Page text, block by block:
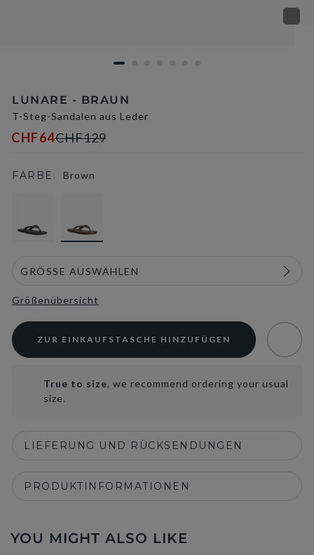
LUNARE - BRAUN
T-Steg-Sandalen aus Leder
CHF64CHF129
FARBE: Brown
Größenübersicht
ZUR EINKAUFSTASCHE HINZUFÜGEN
True to size, we recommend ordering your usual
size.
LIEFERUNG UND RÜCKSENDUNGEN
PRODUKTINFORMATIONEN
YOU MIGHT ALSO LIKE